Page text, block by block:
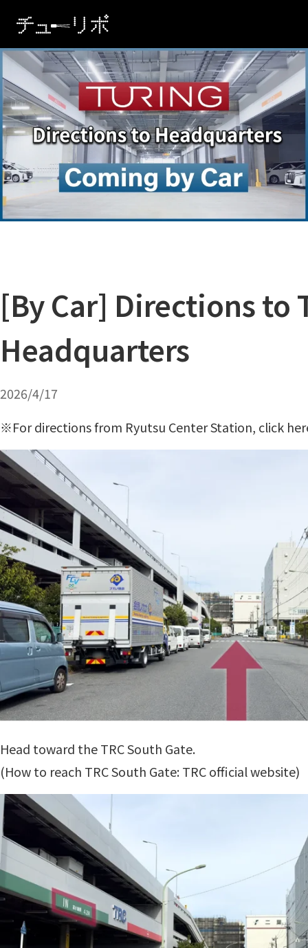
[By Car] Directions to
Headquarters
2026/4/17
※For directions from Ryutsu Center Station, click
Head toward the TRC South Gate.
(How to reach TRC South Gate: TRC official website)